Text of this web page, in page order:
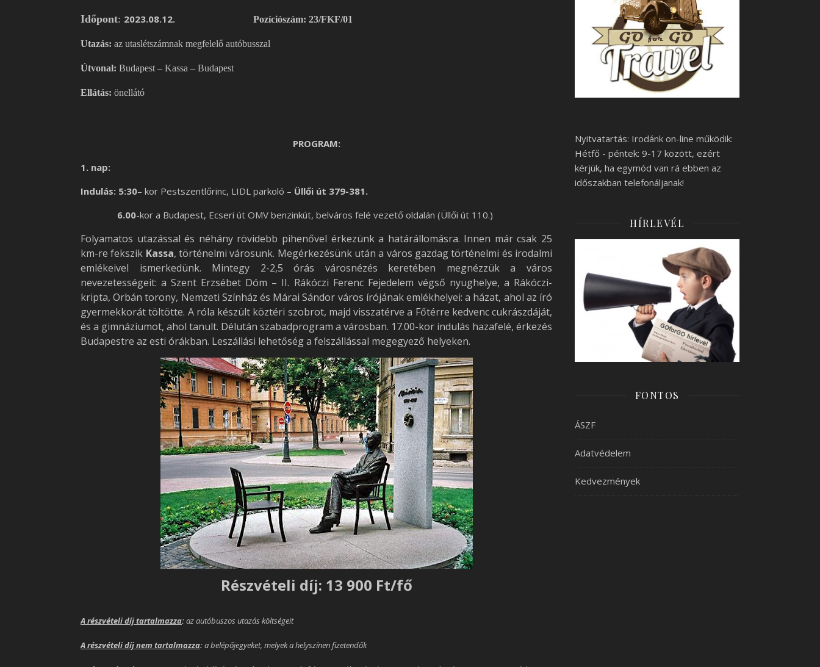
Időpont: 2023.08.12. Pozíciószám: 23/FKF/01
Utazás: az utaslétszámnak megfelelő autóbusszal
Útvonal: Budapest – Kassa – Budapest
Ellátás: önellátó
PROGRAM:
1. nap:
Indulás: 5:30– kor Pestszentlőrinc, LIDL parkoló – Üllői út 379-381.
6.00-kor a Budapest, Ecseri út OMV benzinkút, belváros felé vezető oldalán (Üllői út 110.)
Folyamatos utazással és néhány rövidebb pihenővel érkezünk a határállomásra. Innen már csak 25
km-re fekszik Kassa, történelmi városunk. Megérkezésünk után a város gazdag történelmi és irodalmi
emlékeivel ismerkedünk. Mintegy 2-2,5 órás városnézés keretében megnézzük a város
nevezetességeit: a Szent Erzsébet Dóm – II. Rákóczi Ferenc Fejedelem végső nyughelye, a Rákóczi-
kripta, Orbán torony, Nemzeti Színház és Márai Sándor város írójának emlékhelyei: a házat, ahol az író
gyermekkorát töltötte. A róla készült köztéri szobrot, majd visszatérve a Főtérre kedvenc cukrászdáját,
és a gimnáziumot, ahol tanult. Délután szabadprogram a városban. 17.00-kor indulás hazafelé, érkezés
Budapestre az esti órákban. Leszállási lehetőség a felszállással megegyező helyeken.
Részvételi díj: 13 900 Ft/fő
A részvételi díj tartalmazza:az autóbuszos utazás költségeit
A részvételi díj nem tartalmazza:a belépőjegyeket, melyek a helyszínen fizetendők
Nyitvatartás: Irodánk on-line működik:
Hétfő - péntek: 9-17 között, ezért
kérjük, ha egymód van rá ebben az
időszakban telefonáljanak!
HÍRLEVÉL
FONTOS
ÁSZF
Adatvédelem
Kedvezmények